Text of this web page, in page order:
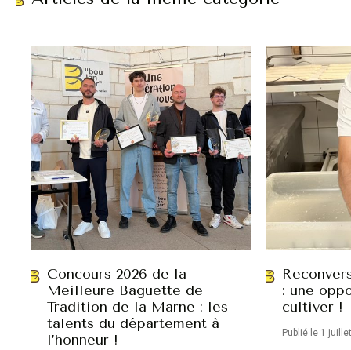
Concours 2026 de la
Meilleure Baguette de
Tradition de la Marne : les
talents du département à
l’honneur !
: une
cultiver !
Publié le 1